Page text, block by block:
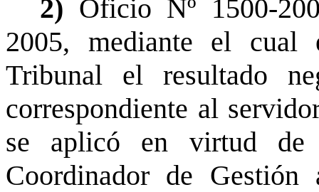
2) Oficio Nº 1500-
2005, mediante el cual
Tribunal el resultado
correspondiente al
se aplicó en virtud de
Coordinador de